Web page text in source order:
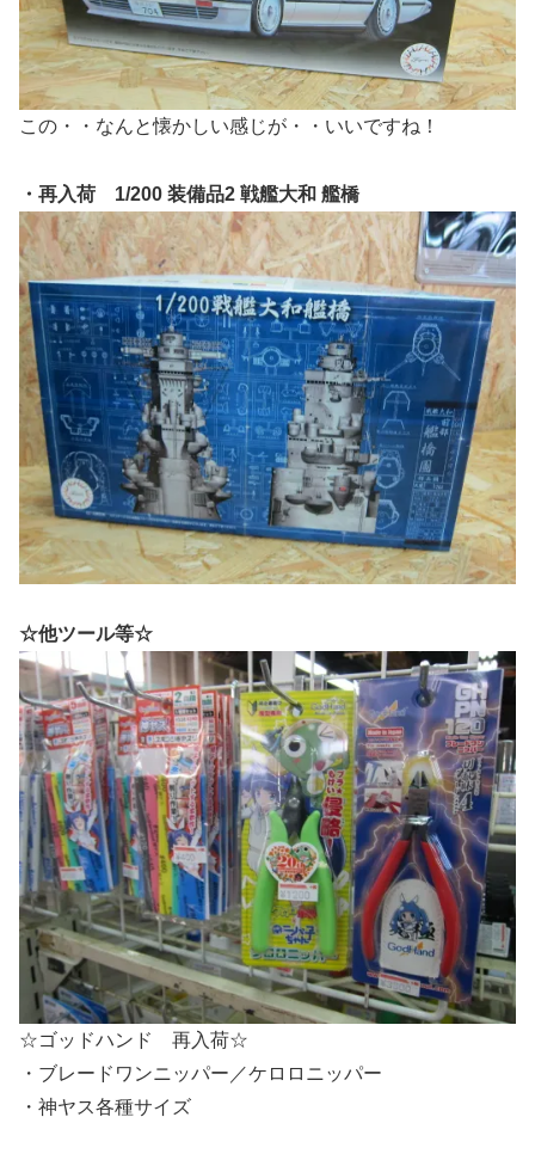
この・・なんと懐かしい感じが・・いいですね！
・再入荷 1/200 装備品2 戦艦大和 艦橋
☆他ツール等☆
☆ゴッドハンド 再入荷☆
・ブレードワンニッパー／ケロロニッパー
・神ヤス各種サイズ